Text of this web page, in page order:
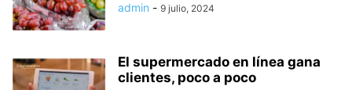
admin - 9 julio, 2024
El supermercado en línea gana
clientes, poco a poco